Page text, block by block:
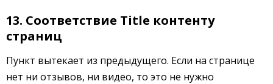
13. Соответствие Title контенту
страниц
Пункт вытекает из предыдущего. Если на странице
нет ни отзывов, ни видео, то это не нужно